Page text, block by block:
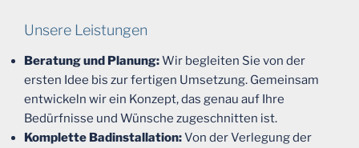
Unsere Leistungen
Beratung und Planung:Wir begleiten Sie von der
ersten Idee bis zur fertigen Umsetzung. Gemeinsam
entwickeln wir ein Konzept, das genau auf Ihre
Bedürfnisse und Wünsche zugeschnitten ist.
Komplette Badinstallation:Von der Verlegung der